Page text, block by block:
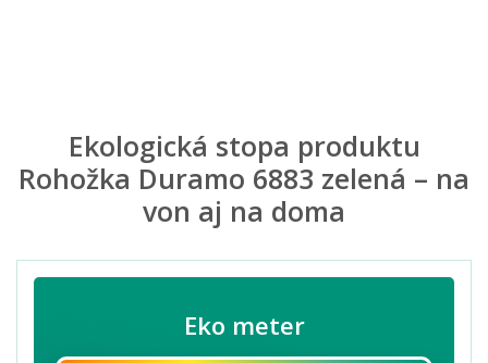
Ekologická stopa produktu
Rohožka Duramo 6883 zelená – na
von aj na doma
Eko meter